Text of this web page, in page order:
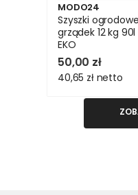
MODO24
Szyszki
grządek 12 kg 90l
EKO
50,00 zł
40,65 zł netto